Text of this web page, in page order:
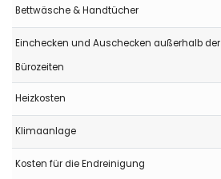
Bettwäsche & Handtücher
Einchecken und Auschecken außerhalb der
Bürozeiten
Heizkosten
Klimaanlage
Kosten für die Endreinigung